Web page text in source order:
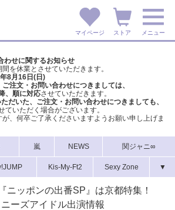
マイページ ストア メニュー
わせに関するお知らせ
を休業とさせていただきます。
8月16日(日)
注文・お問い合わせにつきましては、
、順に対応させていただきます。
だいた、ご注文・ お問い合わせにつきましても、
ていただく場合がございます。
、 何卒ご了承くださいますようお願い申し上げま
嵐 NEWS 関ジャニ∞
Kis-My-Ft2 Sexy Zone ▼
ニッポンの出番SP』は京都特集！
ーズアイドル出演情報